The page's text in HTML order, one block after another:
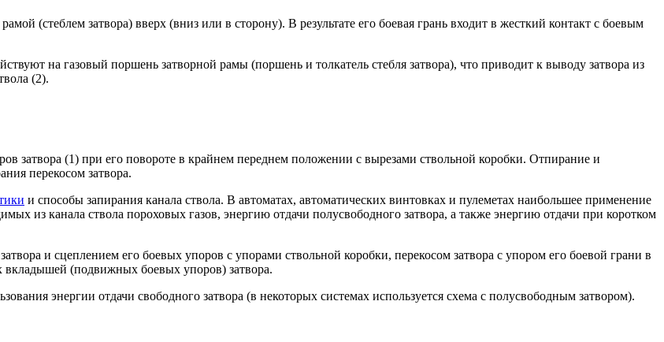
(стеблем затвора) вверх (вниз или в сторону). В результате его боевая грань входит в жесткий контакт с боевым
на газовый поршень затворной рамы (поршень и толкатель стебля затвора), что приводит к выводу затвора из
(2).
затвора (1) при его повороте в крайнем переднем положении с вырезами ствольной коробки. Отпирание и
перекосом затвора.
и способы запирания канала ствола. В автоматах, автоматических винтовках и пулеметах наибольшее применение
из канала ствола пороховых газов, энергию отдачи полусвободного затвора, а также энергию отдачи при коротком
и сцеплением его боевых упоров с упорами ствольной коробки, перекосом затвора с упором его боевой грани в
(подвижных боевых упоров) затвора.
энергии отдачи свободного затвора (в некоторых системах используется схема с полусвободным затвором).